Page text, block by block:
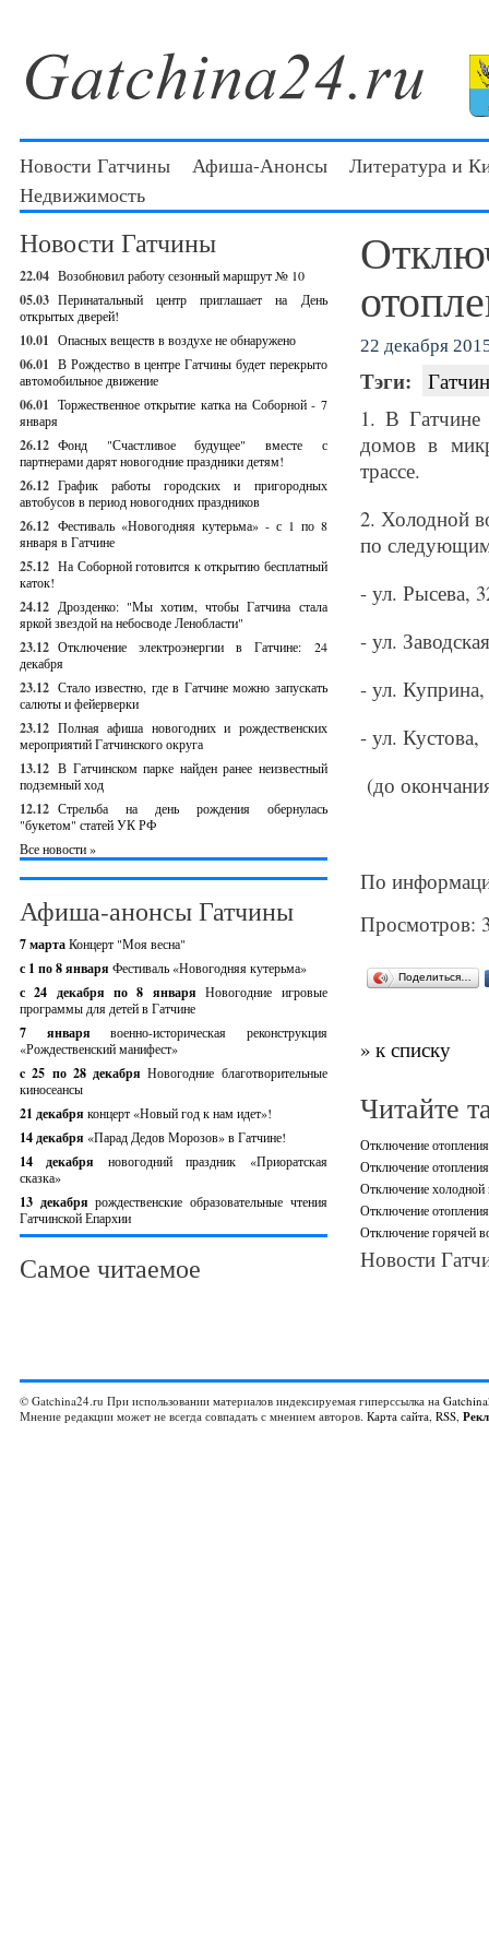
Новости Гатчины Афиша-Анонсы
Литература и
Недвижимость
Новости Гатчины
22.04 Возобновил работу сезонный маршрут № 10
05.03 Перинатальный центр приглашает на День
открытых дверей!
10.01 Опасных веществ в воздухе не обнаружено
06.01 В Рождество в центре Гатчины будет перекрыто
автомобильное движение
06.01 Торжественное открытие катка на Соборной - 7
января
26.12 Фонд "Счастливое будущее" вместе с
партнерами дарят новогодние праздники детям!
26.12 График работы городских и пригородных
автобусов в период новогодних праздников
26.12 Фестиваль «Новогодняя кутерьма» - с 1 по 8
января в Гатчине
25.12 На Соборной готовится к открытию бесплатный
каток!
24.12 Дрозденко: "Мы хотим, чтобы Гатчина стала
яркой звездой на небосводе Ленобласти"
23.12 Отключение электроэнергии в Гатчине: 24
декабря
23.12 Стало известно, где в Гатчине можно запускать
салюты и фейерверки
23.12 Полная афиша новогодних и рождественских
мероприятий Гатчинского округа
13.12 В Гатчинском парке найден ранее неизвестный
подземный ход
12.12 Стрельба на день рождения обернулась
"букетом" статей УК РФ
Все новости »
Афиша-анонсы Гатчины
7 мартаКонцерт "Моя весна"
с 1 по 8 января Фестиваль «Новогодняя кутерьма»
с 24 декабря по 8 январяНовогодние игровые
программы для детей в Гатчине
7 январявоенно-историческая реконструкция
«Рождественский манифест»
c 25 по 28 декабряНовогодние благотворительные
киносеансы
21 декабря концерт «Новый год к нам идет»!
14 декабря «Парад Дедов Морозов» в Гатчине!
14 декабря новогодний праздник «Приоратская
сказка»
13 декабрярождественские образовательные чтения
Гатчинской Епархии
Самое читаемое
22 декабря
Тэги:
1. В Гатчине
домов в
трассе.
2. Холодной
по
- ул. Рысева,
- ул.
- ул. Куприна,
- ул.
(до
По
Просмотров:
Поделиться…
» к списку
Читайте
Отключение
Отключение
Отключение холодной
Отключение
Отключение горячей
Новости
© Gatchina24.ru При использовании материалов индексируемая гиперссылка на
Мнение редакции может не всегда совпадать с мнением авторов. Карта сайта, RSS,